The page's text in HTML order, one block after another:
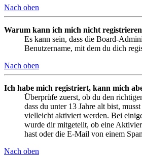
Nach oben
Warum kann ich mich nicht
Es kann sein, dass die Board-
Benutzername, mit dem du dich
Nach oben
Ich habe mich registriert, kann mich
Überprüfe zuerst, ob du den
dass du unter 13 Jahre alt bist,
vielleicht aktiviert werden. Bei
wurde dir mitgeteilt, ob eine
hast oder die E-Mail von einem
Nach oben